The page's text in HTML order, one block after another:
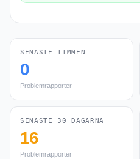
SENASTE TIMMEN
0
Problemrapporter
SENASTE 30 DAGARNA
16
Problemrapporter